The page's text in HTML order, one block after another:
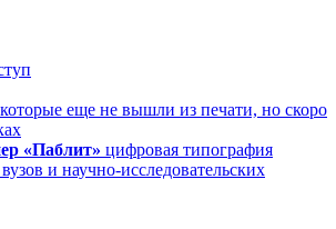
еще не вышли из печати, но скоро
«Паблит» цифровая типография
и научно-исследовательских